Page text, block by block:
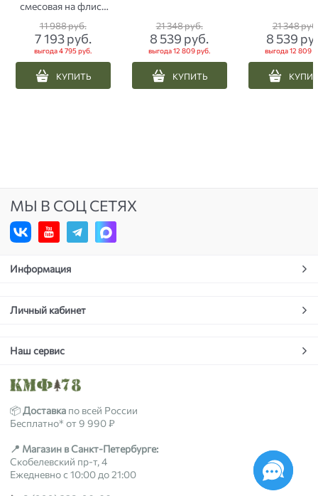
смесовая на флисе
11 988 руб.
7 193 руб.
выгода4 795 руб.
КУПИТЬ
21 348 руб.
8 539 руб.
выгода12 809 руб.
КУПИТЬ
21 348
8 539
выгода12 809
МЫ В СОЦ СЕТЯХ
Информация
Личный кабинет
Наш сервис
📦Доставка по всей России
Бесплатно* от 9 990 ₽
📍 Магазин в Санкт-Петербурге:
Скобелевский пр-т, 4
Ежедневно с 10:00 до 21:00